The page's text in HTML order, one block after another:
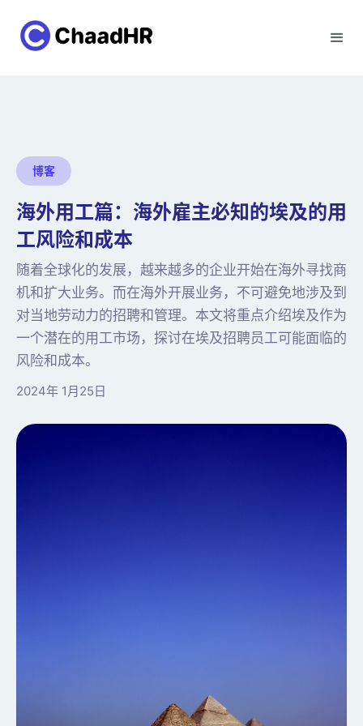
博客
海外用工篇：海外雇主必知的埃及的用
工风险和成本
随着全球化的发展，越来越多的企业开始在海外寻找商
机和扩大业务。而在海外开展业务，不可避免地涉及到
对当地劳动力的招聘和管理。本文将重点介绍埃及作为
一个潜在的用工市场，探讨在埃及招聘员工可能面临的
风险和成本。
2024年 1月25日